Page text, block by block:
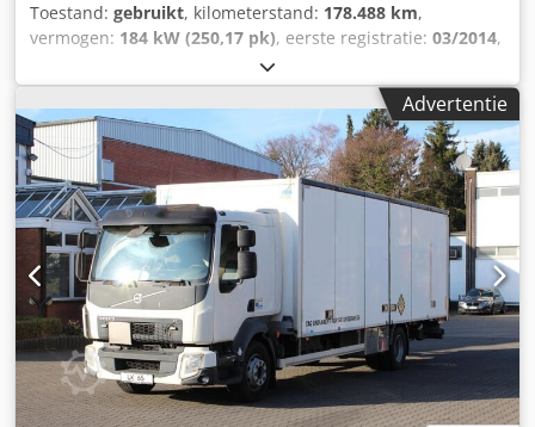
Toestand: gebruikt, kilometerstand: 178.488 km,
vermogen: 184 kW (250,17 pk), eerste registratie: 03/2014,
, leeggewicht:
laadgewicht:7.110 kg, totaalgewicht:16.000 kg,
asconfiguratie:4x2, remmen:motorrem, kleur:wit,
bestuurderscabine:overig
, soort overbrenging:
automatisch
, emissieklasse:Euro 6, ophanging:lucht,
aantal zitplaatsen:2, laadruimte inhoud:41 m³, Uitrusting:
ABS, airconditioning, boordcomputer, cruise control,
differentieelslot, elektronisch stabiliteitsprogramma
(ESP), laadklep, roetfilter, tractieregeling
, Volvo FL 250
Drankenbak E6 - Opbouw voor dranken - Laadklep -
Automatische transmissie - Actieve cruise control -
ABS/ASR/ESP - Rijstrookassistent - Airconditioning -
Volledige luchtvering - EURO 6 Csdpfxsykb Agj Apyeha -
Laadvermogen: 7.110 kg - Banden: 285/70R19,5 Zeer goede
staat, Duitse auto, exportprijs.
Advertentie